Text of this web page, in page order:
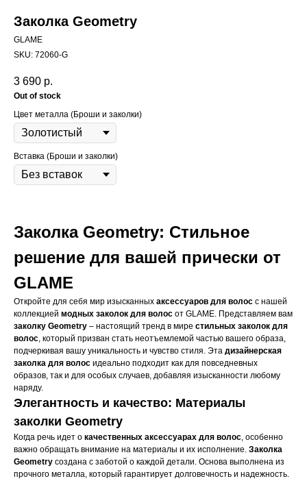
Заколка Geometry
GLAME
SKU: 72060-G
3 690 р.
Out of stock
Цвет металла (Броши и заколки)
Вставка (Броши и заколки)
Заколка Geometry: Стильное
решение для вашей прически от
GLAME
Откройте для себя мир изысканных аксессуаров для волос с нашей
коллекцией модных заколок для волос от GLAME. Представляем вам
заколку Geometry – настоящий тренд в мире стильных заколок для
волос, который призван стать неотъемлемой частью вашего образа,
подчеркивая вашу уникальность и чувство стиля. Эта дизайнерская
заколка для волос идеально подходит как для повседневных
образов, так и для особых случаев, добавляя изысканности любому
наряду.
Элегантность и качество: Материалы
заколки Geometry
Когда речь идет о качественных аксессуарах для волос, особенно
важно обращать внимание на материалы и их исполнение. Заколка
Geometry создана с заботой о каждой детали. Основа выполнена из
прочного металла, который гарантирует долговечность и надежность.